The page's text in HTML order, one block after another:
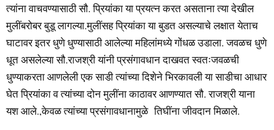
त्यांना वाचवण्यासाठी सौ. प्रियांका या प्रयत्न करत असताना त्या देखील
मुलींबरोबर बुडू लागल्या.मुलींसह प्रियांका या बुडत असल्याचे लक्षात येताच
घाटावर इतर धुणे धुण्यासाठी आलेल्या महिलांमध्ये गोंधळ उडाला. जवळच धुणे
धूत असलेल्या सौ.राजश्री यांनी प्रसंगावधान दाखवत स्वतःजवळची
धुण्याकरता आणलेली एक साडी त्यांच्या दिशेने भिरकावली या साडीचा आधार
घेत प्रियांका व त्यांच्या दोन मुलींना काठावर आणण्यात सौ. राजश्री याना
यश आले.,केवळ त्यांच्या प्रसंगावधानामुळे तिघींना जीवदान मिळाले.